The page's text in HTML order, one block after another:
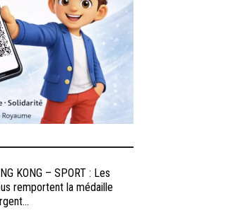
KONG – SPORT : Les
remportent la médaille